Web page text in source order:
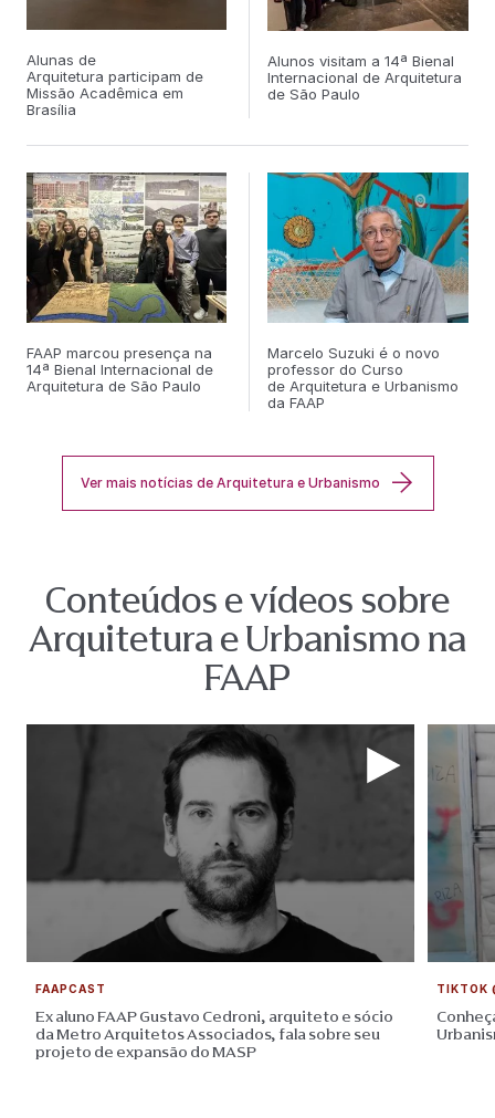
a excelência na formação em Arquitetura e Urbanismo,
incentivando trabalhos de conclusão de curso que integram
inovação na resposta aos desafios urbanos
Alunas de
Arquitetura participam de
Missão Acadêmica em
Brasília
Alunos visitam a 14ª Bienal
Internacional de Arquitetura
de São Paulo
FAAP marcou presença na
14ª Bienal Internacional de
Arquitetura de São Paulo
Marcelo Suzuki é o novo
professor do Curso
de Arquitetura e Urbanismo
da FAAP
Ver mais notícias de Arquitetura e Urbanismo
Conteúdos e vídeos sobre
Arquitetura e Urbanismo na
FAAP
FAAPCAST
Ex aluno FAAP Gustavo Cedroni, arquiteto e sócio
da Metro Arquitetos Associados, fala sobre seu
projeto de expansão do MASP
TIKTOK